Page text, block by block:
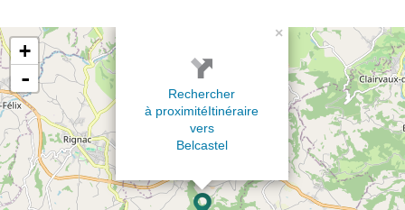
×
Rechercher
à proximitéItinéraire
vers
Belcastel
+
-